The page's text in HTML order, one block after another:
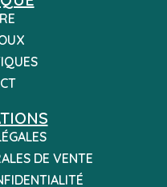
DE VENTE